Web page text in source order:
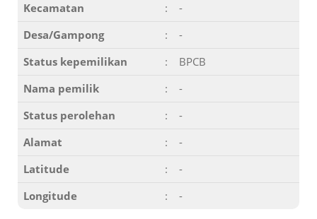
Kecamatan
:
-
Desa/Gampong
:
-
Status kepemilikan
:
BPCB
Nama pemilik
:
-
Status perolehan
:
-
Alamat
:
-
Latitude
:
-
Longitude
: -